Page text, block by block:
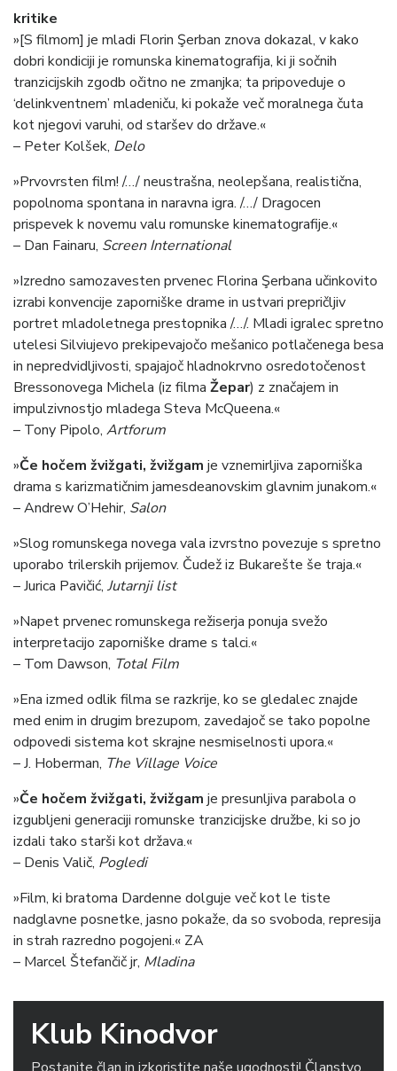
kritike
»[S filmom] je mladi Florin Şerban znova dokazal, v kako
dobri kondiciji je romunska kinematografija, ki ji sočnih
tranzicijskih zgodb očitno ne zmanjka; ta pripoveduje o
‘delinkventnem’ mladeniču, ki pokaže več moralnega čuta
kot njegovi varuhi, od staršev do države.«
– Peter Kolšek, Delo
»Prvovrsten film! /…/ neustrašna, neolepšana, realistična,
popolnoma spontana in naravna igra. /…/ Dragocen
prispevek k novemu valu romunske kinematografije.«
– Dan Fainaru, Screen International
»Izredno samozavesten prvenec Florina Şerbana učinkovito
izrabi konvencije zaporniške drame in ustvari prepričljiv
portret mladoletnega prestopnika /…/. Mladi igralec spretno
utelesi Silviujevo prekipevajočo mešanico potlačenega besa
in nepredvidljivosti, spajajoč hladnokrvno osredotočenost
Bressonovega Michela (iz filma Žepar) z značajem in
impulzivnostjo mladega Steva McQueena.«
– Tony Pipolo, Artforum
»Če hočem žvižgati, žvižgam je vznemirljiva zaporniška
drama s karizmatičnim jamesdeanovskim glavnim junakom.«
– Andrew O’Hehir, Salon
»Slog romunskega novega vala izvrstno povezuje s spretno
uporabo trilerskih prijemov. Čudež iz Bukarešte še traja.«
– Jurica Pavičić, Jutarnji list
»Napet prvenec romunskega režiserja ponuja svežo
interpretacijo zaporniške drame s talci.«
– Tom Dawson, Total Film
»Ena izmed odlik filma se razkrije, ko se gledalec znajde
med enim in drugim brezupom, zavedajoč se tako popolne
odpovedi sistema kot skrajne nesmiselnosti upora.«
– J. Hoberman, The Village Voice
»Če hočem žvižgati, žvižgam je presunljiva parabola o
izgubljeni generaciji romunske tranzicijske družbe, ki so jo
izdali tako starši kot država.«
– Denis Valič, Pogledi
»Film, ki bratoma Dardenne dolguje več kot le tiste
nadglavne posnetke, jasno pokaže, da so svoboda, represija
in strah razredno pogojeni.« ZA
– Marcel Štefančič jr, Mladina
Klub Kinodvor